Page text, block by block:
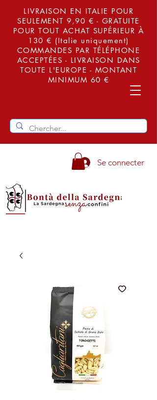
LIVRAISON EN ITALIE POUR
SEULEMENT 9,90 € - GRATUITE
POUR TOUT ACHAT SUPÉRIEUR À
130 € (Italie uniquement)
COMMANDES PAR TÉLÉPHONE
ACCEPTÉES - LIVRAISON DANS
TOUTE L'EUROPE - MONTANT
MINIMUM 60 €
Se connecter